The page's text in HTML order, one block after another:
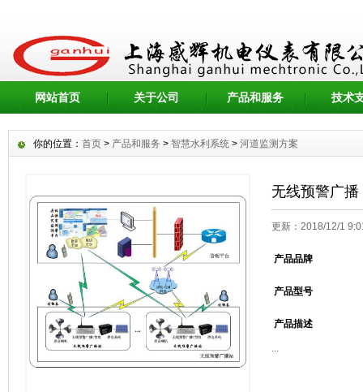
网站首页 关于公司 产品和服务 技术
你的位置： 首页 > 产品和服务 > 智慧水利系统 > 河道监测方案
无线预警广播
更新：2018/12/1
产品品牌
产品型号
产品描述
...